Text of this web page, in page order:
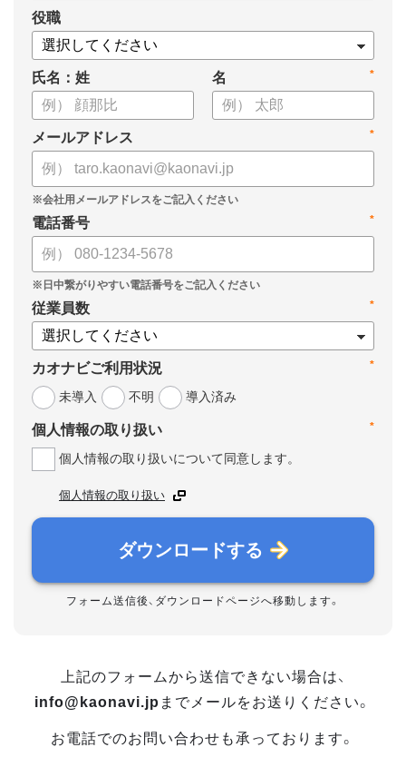
役職
氏名：姓 *
名
*
メールアドレス
*
電話番号
*
従業員数
*
カオナビご利用状況
未導入
不明 導入済み
*
個人情報の取り扱い
個人情報の取り扱いについて同意します。
個人情報の取り扱い
ダウンロードする
フォーム送信後、ダウンロードページへ移動します。
上記のフォームから送信できない場合は、
info@kaonavi.jp までメールをお送りください。
お電話でのお問い合わせも承っております。